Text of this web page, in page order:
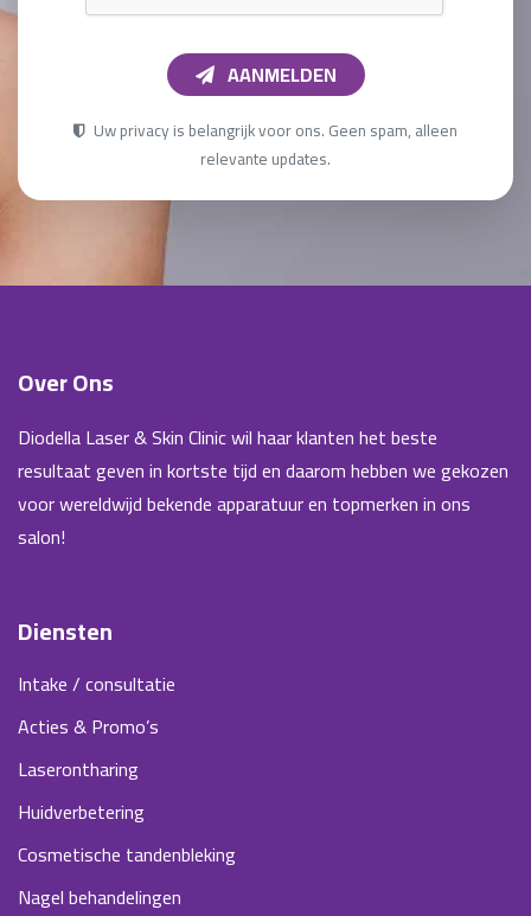
AANMELDEN
Uw privacy is belangrijk voor ons. Geen spam, alleen
relevante updates.
Over Ons
Diodella Laser & Skin Clinic wil haar klanten het beste
resultaat geven in kortste tijd en daarom hebben we gekozen
voor wereldwijd bekende apparatuur en topmerken in ons
salon!
Diensten
Intake / consultatie
Acties & Promo’s
Laserontharing
Huidverbetering
Cosmetische tandenbleking
Nagel behandelingen